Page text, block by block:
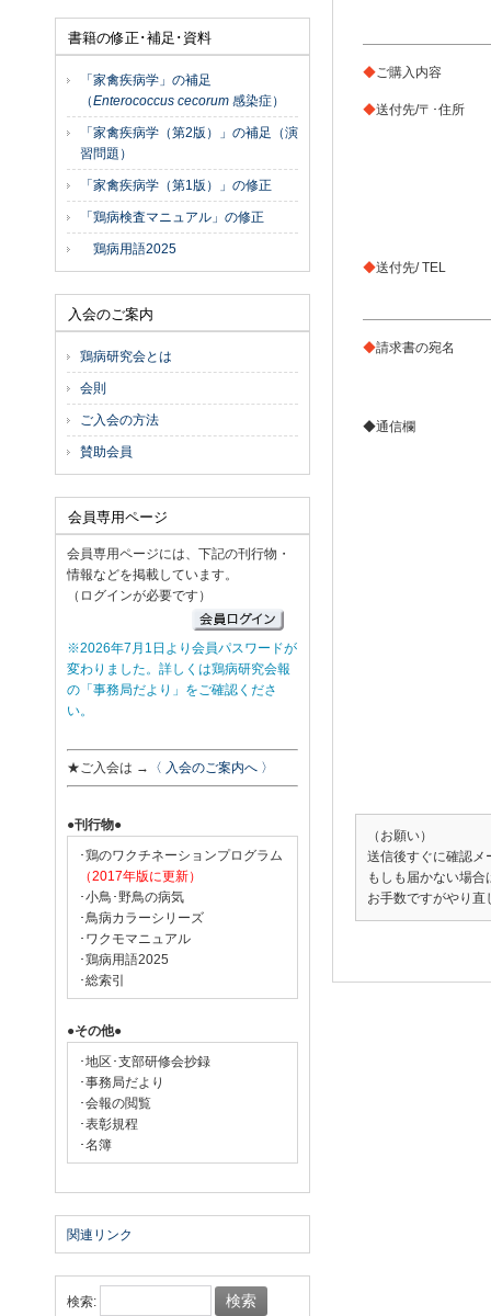
◆ご購入内容
◆送付先/〒･住所
◆送付先/ TEL
◆請求書の宛名
◆通信欄
（お願い）
送信後すぐに確認メ
もしも届かない場
お手数ですがやり
書籍の修正･補足･資料
「家禽疾病学」の補足
（Enterococcus cecorum 感染症）
「家禽疾病学（第2版）」の補足（演
習問題）
「家禽疾病学（第1版）」の修正
「鶏病検査マニュアル」の修正
鶏病用語2025
入会のご案内
鶏病研究会とは
会則
ご入会の方法
賛助会員
会員専用ページ
会員専用ページには、下記の刊行物・
情報などを掲載しています。
（ログインが必要です）
※2026年7月1日より会員パスワードが
変わりました。詳しくは鶏病研究会報
の「事務局だより」をご確認くださ
い。
★ご入会は → 〈 入会のご案内へ 〉
●刊行物●
･鶏のワクチネーションプログラム
（2017年版に更新）
･小鳥･野鳥の病気
･鳥病カラーシリーズ
･ワクモマニュアル
･鶏病用語2025
･総索引
●その他●
･地区･支部研修会抄録
･事務局だより
･会報の閲覧
･表彰規程
･名簿
関連リンク
検索: